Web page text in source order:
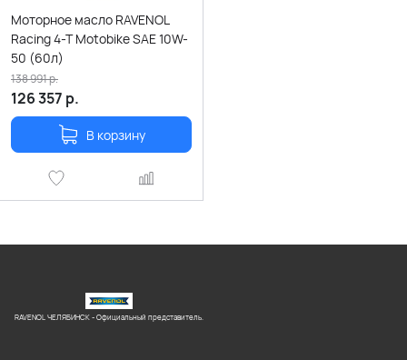
Моторное масло RAVENOL
Racing 4-T Motobike SAE 10W-
50 (60л)
126 357 р.
138 991р.
В корзину
RAVENOL ЧЕЛЯБИНСК - Официальный представитель.